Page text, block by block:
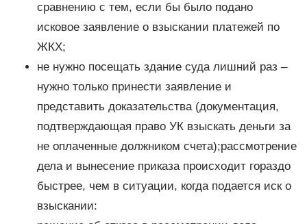
сравнению с тем, если бы было подано
исковое заявление о взыскании платежей по
ЖКХ;
не нужно посещать здание суда лишний раз –
нужно только принести заявление и
представить доказательства (документация,
подтверждающая право УК взыскать деньги за
не оплаченные должником счета);рассмотрение
дела и вынесение приказа происходит гораздо
быстрее, чем в ситуации, когда подается иск о
взыскании: